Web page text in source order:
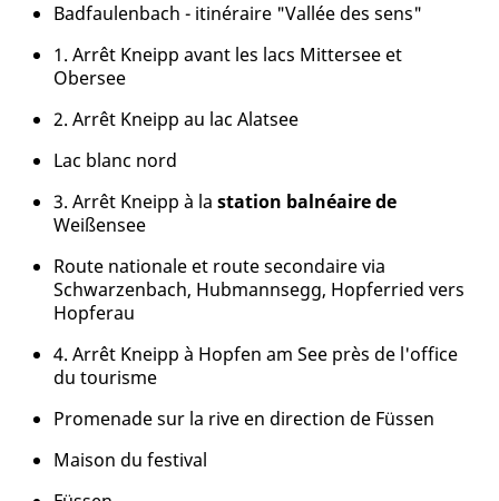
Badfaulenbach - itinéraire "Vallée des sens"
1. Arrêt Kneipp avant les lacs Mittersee et
Obersee
2. Arrêt Kneipp au lac Alatsee
Lac blanc nord
3. Arrêt Kneipp à lastation balnéaire de
Weißensee
Route nationale et route secondaire via
Schwarzenbach, Hubmannsegg, Hopferried vers
Hopferau
4. Arrêt Kneipp à Hopfen am See près de l'office
du tourisme
Promenade sur la rive en direction de Füssen
Maison du festival